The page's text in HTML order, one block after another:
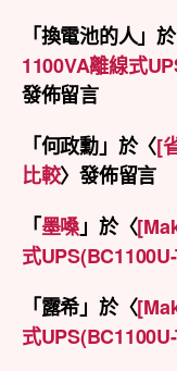
「換電池的人」
1100VA離線式
發佈留言
「何政勳」於〈[
比較〉發佈留言
「墨嗓」於〈
式
「露希」於〈
式